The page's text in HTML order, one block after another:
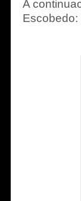
A
Escobedo: